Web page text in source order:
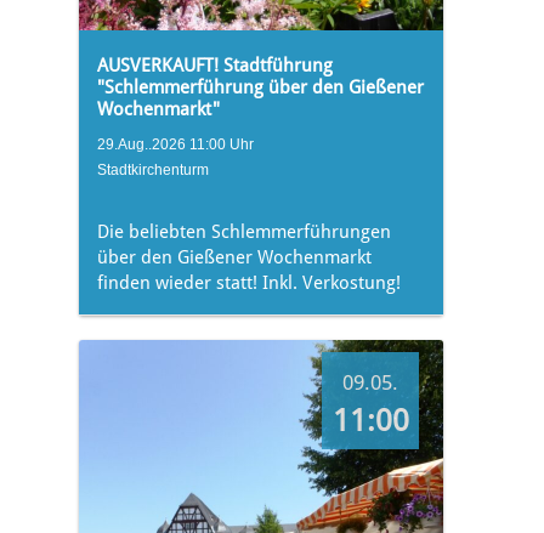
AUSVERKAUFT! Stadtführung
"Schlemmerführung über den Gießener
Wochenmarkt"
29.Aug..2026 11:00 Uhr
Stadtkirchenturm
Die beliebten Schlemmerführungen
über den Gießener Wochenmarkt
finden wieder statt! Inkl. Verkostung!
09.05.
11:00